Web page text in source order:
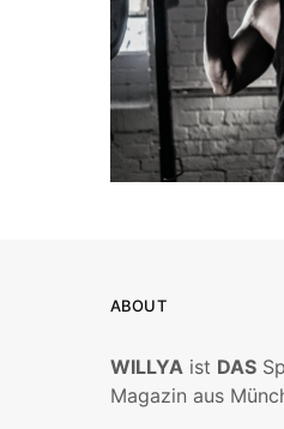
ABOUT
WILLYA ist DAS
Magazin aus